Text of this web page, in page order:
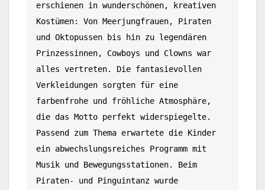
erschienen in wunderschönen, kreativen
Kostümen: Von Meerjungfrauen, Piraten
und Oktopussen bis hin zu legendären
Prinzessinnen, Cowboys und Clowns war
alles vertreten. Die fantasievollen
Verkleidungen sorgten für eine
farbenfrohe und fröhliche Atmosphäre,
die das Motto perfekt widerspiegelte.
Passend zum Thema erwartete die Kinder
ein abwechslungsreiches Programm mit
Musik und Bewegungsstationen. Beim
Piraten- und Pinguintanz wurde